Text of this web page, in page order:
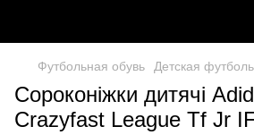
Футбольная обувь Детская
Сороконіжки дитячі
Crazyfast League Tf Jr